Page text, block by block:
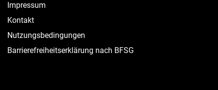
Impressum
Kontakt
Nutzungsbedingungen
Barrierefreiheitserklärung nach BFSG